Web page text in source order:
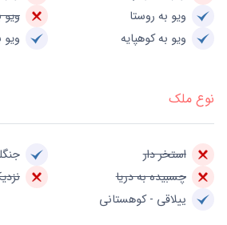
ویو به روستا
ویو
ویو به کوهپایه
نوع ملک
استخر دار
چسبیده به دریا
ییلاقی - کوهستانی